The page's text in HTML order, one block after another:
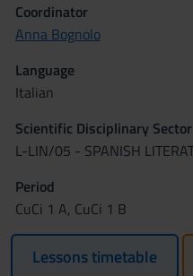
Coordinator
Anna Bognolo
Language
Italian
Scientific Disciplinary Sector
L-LIN/05 - SPANISH
Period
CuCi 1 A, CuCi 1 B
Lessons timetable